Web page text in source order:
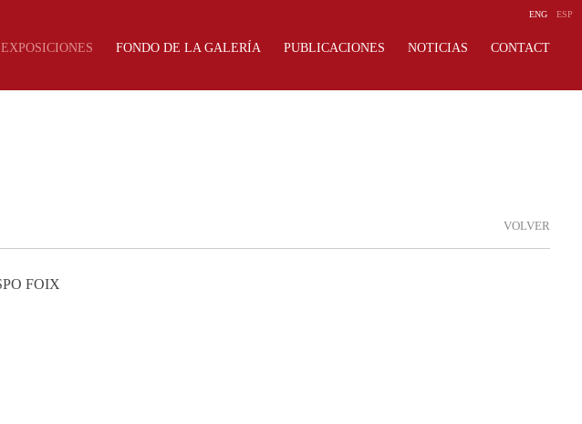
EXPOSICIONES FONDO DE LA GALERÍA PUBLICACIONES NOTICIAS CONTACT
ENG ESP
VOLVER